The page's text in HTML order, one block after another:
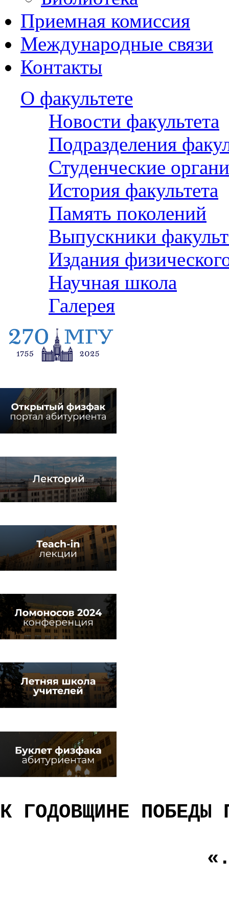
Приемная комиссия
Международные связи
Контакты
О факультете
Новости факультета
Подразделения
Студенческие
История факультета
Память поколений
Выпускники
Издания
Научная школа
Галерея
К ГОДОВЩИНЕ ПОБЕДЫ